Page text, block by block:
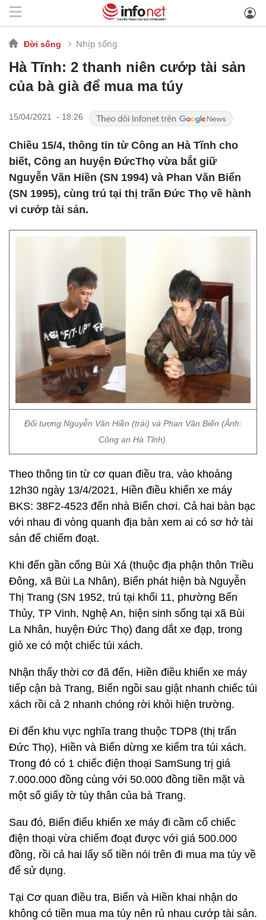
Đời sống Nhịp sống
Hà Tĩnh: 2 thanh niên cướp tài sản
của bà già để mua ma túy
15/04/2021 - 18:26
Chiều 15/4, thông tin từ Công an Hà Tĩnh cho
biết, Công an huyện ĐứcThọ vừa bắt giữ
Nguyễn Văn Hiền (SN 1994) và Phan Văn Biển
(SN 1995), cùng trú tại thị trấn Đức Thọ về hành
vi cướp tài sản.
Đối tượng Nguyễn Văn Hiền (trái) và Phan Văn Biển (Ảnh:
Công an Hà Tĩnh).
Theo thông tin từ cơ quan điều tra, vào khoảng
12h30 ngày 13/4/2021, Hiền điều khiển xe máy
BKS: 38F2-4523 đến nhà Biển chơi. Cả hai bàn bạc
với nhau đi vòng quanh địa bàn xem ai có sơ hở tài
sản để chiếm đoạt.
Khi đến gần cống Bùi Xá (thuộc địa phận thôn Triều
Đông, xã Bùi La Nhân), Biển phát hiện bà Nguyễn
Thị Trang (SN 1952, trú tại khối 11, phường Bến
Thủy, TP Vinh, Nghệ An, hiện sinh sống tại xã Bùi
La Nhân, huyện Đức Thọ) đang dắt xe đạp, trong
giỏ xe có một chiếc túi xách.
Nhận thấy thời cơ đã đến, Hiền điều khiển xe máy
tiếp cận bà Trang, Biển ngồi sau giật nhanh chiếc túi
xách rồi cả 2 nhanh chóng rời khỏi hiện trường.
Đi đến khu vực nghĩa trang thuộc TDP8 (thị trấn
Đức Thọ), Hiền và Biển dừng xe kiểm tra túi xách.
Trong đó có 1 chiếc điện thoại SamSung trị giá
7.000.000 đồng cùng với 50.000 đồng tiền mặt và
một số giấy tờ tùy thân của bà Trang.
Sau đó, Biển điểu khiển xe máy đi cầm cố chiếc
điện thoại vừa chiếm đoạt được với giá 500.000
đồng, rồi cả hai lấy số tiền nói trên đi mua ma túy về
để sử dụng.
Tại Cơ quan điều tra, Biển và Hiền khai nhận do
không có tiền mua ma túy nên rủ nhau cướp tài sản.